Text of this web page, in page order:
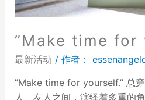
”Make time for
最新活动 / 作者：
”Make time for yourself.” 总
人、友人之间，演绎着多重的